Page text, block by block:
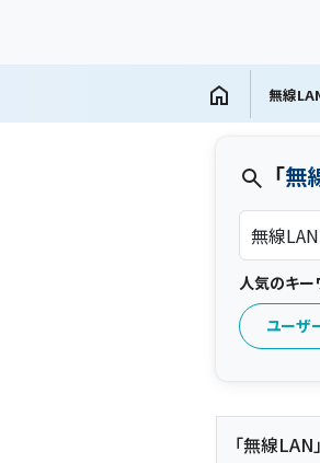
無線
「無
人気のキー
ユーザ
「無線LAN